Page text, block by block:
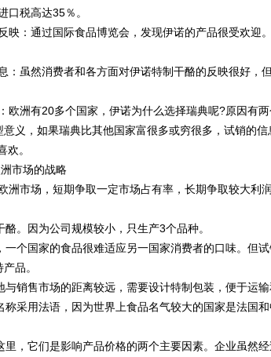
口税高达35％。
：通过国际食品博览会，发现伊诺的产品很受欢迎
虽然消费者和各方面对伊诺特制干酪的反映很好，
洲有20多个国家，伊诺为什么选择瑞典呢?原因有
意义，如果瑞典比其他国家富很多或穷很多，试销的
欢。
市场的战略
市场，短期争取一定市场占有率，长期争取较大利
。因为公司规模较小，只生产3个品种。
个国家的食品很难适应另一国家消费者的口味。但
产品。
销售市场的距离较远，需要设计特制包装，便于运
采用法语，因为世界上食品名气较大的国家是法国
，它们是影响产品价格的两个主要因素。企业虽然